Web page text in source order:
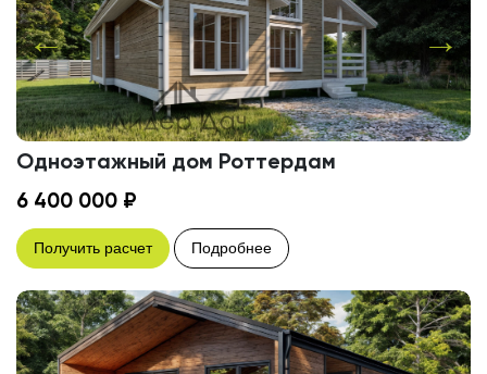
Одноэтажный дом Роттердам
6 400 000 ₽
Получить расчет Подробнее